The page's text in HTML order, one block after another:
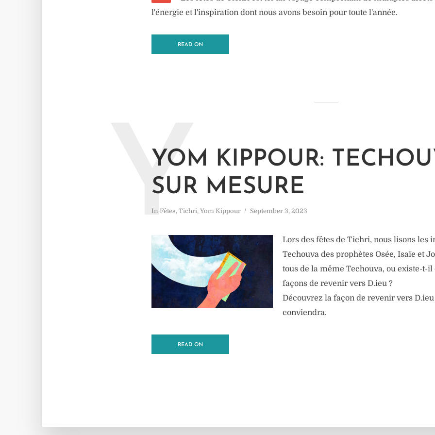
l'énergie et l'inspiration dont nous avons besoin pour toute l'année.
READ ON
YOM KIPPOUR:
SUR MESURE
In Fêtes, Tichri, Yom Kippour September 3, 2023
Y
Lors des fêtes de Tichri, nous lisons les
Techouva des prophètes Osée, Isaïe et
tous de la même Techouva, ou existe-t-
façons de revenir vers D.ieu ?
Découvrez la façon de revenir vers
conviendra.
READ ON